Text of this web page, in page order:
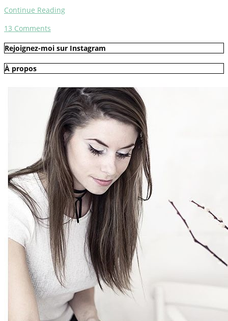
Continue Reading
13 Comments
Rejoignez-moi sur Instagram
À propos